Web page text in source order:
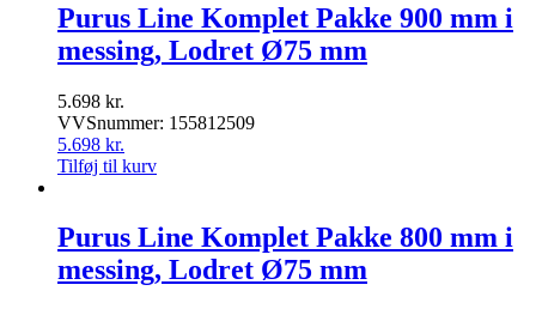
Purus Line Komplet Pakke 900 mm i
messing, Lodret Ø75 mm
5.698 kr.
VVSnummer: 155812509
5.698 kr.
Tilføj til kurv
Purus Line Komplet Pakke 800 mm i
messing, Lodret Ø75 mm